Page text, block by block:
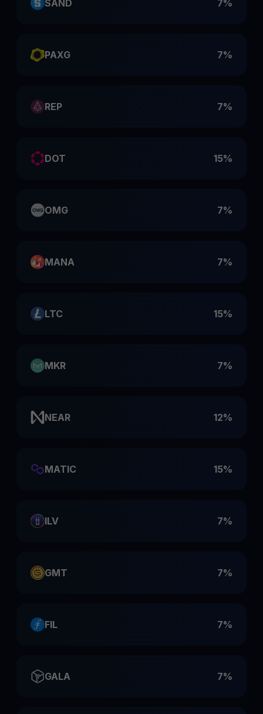
SAND 7%
PAXG 7%
REP 7%
DOT 15%
OMG 7%
MANA 7%
LTC 15%
MKR 7%
NEAR 12%
MATIC 15%
ILV 7%
GMT 7%
FIL 7%
GALA 7%